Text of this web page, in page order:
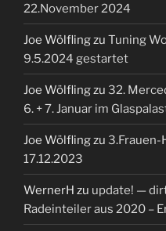
22.November 2024
Joe Wölflingzu Tuning
9.5.2024 gestartet
Joe Wölflingzu 32.
6. + 7. Januar im
Joe Wölflingzu 3.Frauen-
17.12.2023
WernerH zu update! —
Radeinteiler aus 2020 –